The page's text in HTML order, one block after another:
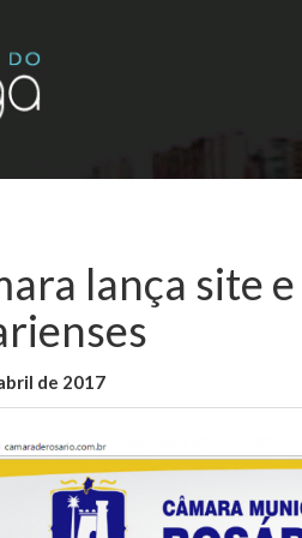
lança site
de 2017